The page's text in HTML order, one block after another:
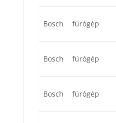
Bosch fúrógép
Bosch fúrógép
Bosch fúrógép